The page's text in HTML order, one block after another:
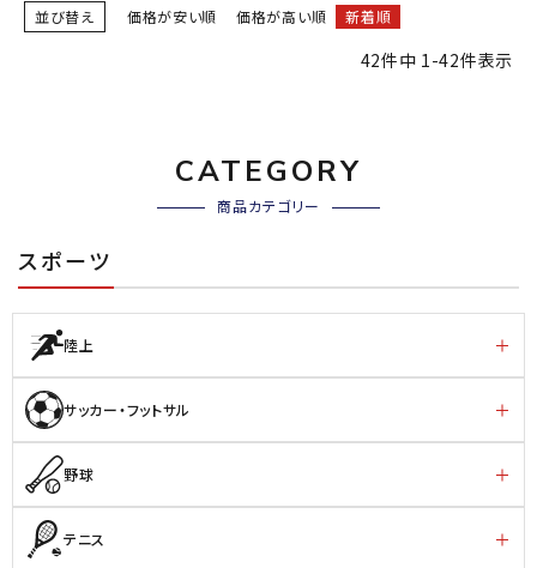
並び替え 価格が安い順 価格が高い順 新着順
42件中 1-42件表示
CATEGORY
商品カテゴリー
スポーツ
陸上
サッカー・フットサル
野球
テニス